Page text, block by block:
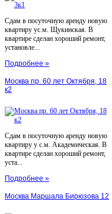
Сдам в посуточную аренду новую
квартиру ус.м. Щукинская. В
квартире сделан хороший ремонт,
установле...
Подробнее »
Москва пр. 60 лет Октября, 18
к2
Сдам в посуточную аренду новую
квартиру у с.м. Академическая. В
квартире сделан хороший ремонт,
уста...
Подробнее »
Москва Маршала Бирюзова 12